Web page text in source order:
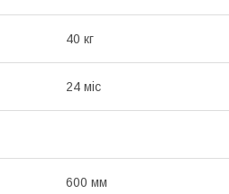
40 кг
24 міс
600 мм